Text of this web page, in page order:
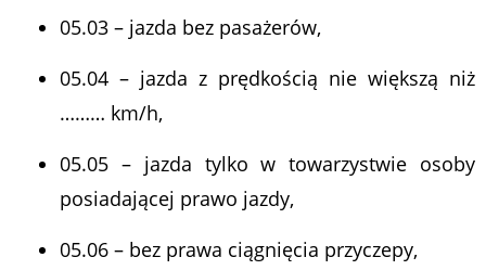
05.03 – jazda bez pasażerów,
05.04 – jazda z prędkością nie większą niż
……… km/h,
05.05 – jazda tylko w towarzystwie osoby
posiadającej prawo jazdy,
05.06 – bez prawa ciągnięcia przyczepy,